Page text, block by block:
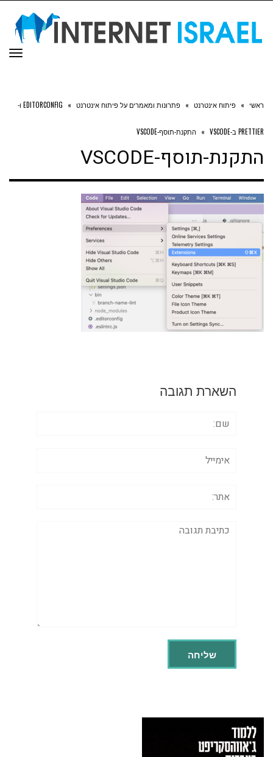
ראשי » פיתוח אינטרנט » פתרונות ומאמרים על פיתוח אינטרנט » EDITORCONFIG ו-
PRETTIER ב-VSCODE » התקנת-תוסף-VSCODE
התקנת-תוסף-VSCODE
השארת תגובה
תגובה